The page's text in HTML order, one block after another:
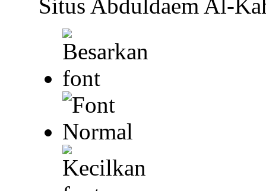
Situs Abduldaem Al-